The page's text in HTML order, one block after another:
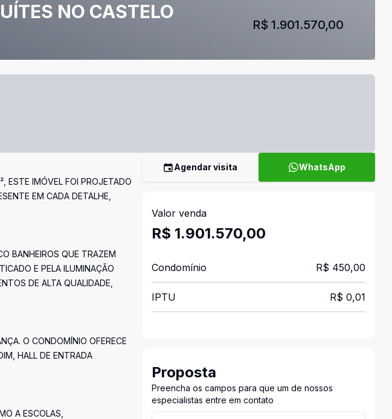
NO CASTELO
R$ 1.901.570,00
ESTE IMÓVEL FOI PROJETADO
EM CADA DETALHE,
BANHEIROS QUE TRAZEM
E PELA ILUMINAÇÃO
DE ALTA QUALIDADE,
O CONDOMÍNIO OFERECE
HALL DE ENTRADA
A ESCOLAS,
Agendar visita WhatsApp
Valor venda
R$ 1.901.570,00
Condomínio R$ 450,00
IPTU R$ 0,01
Proposta
Preencha os campos para que um de nossos
especialistas entre em contato